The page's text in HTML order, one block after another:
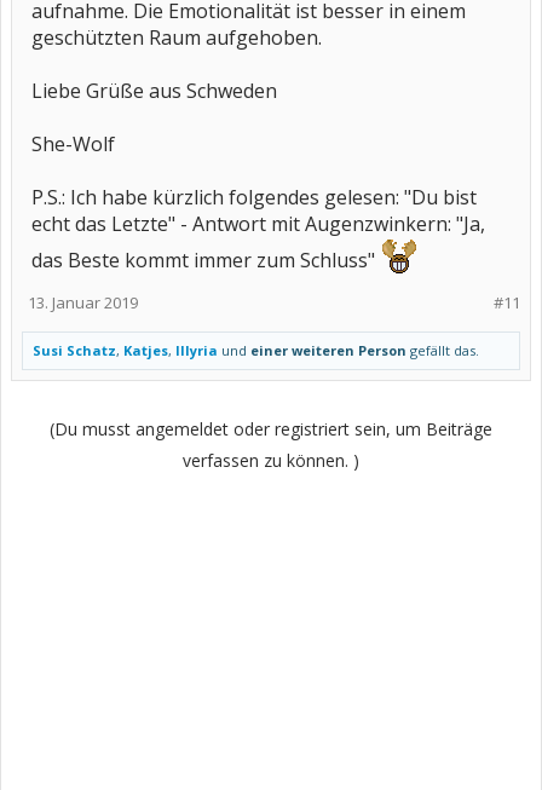
aufnahme. Die Emotionalität ist besser in einem
geschützten Raum aufgehoben.
Liebe Grüße aus Schweden
She-Wolf
P.S.: Ich habe kürzlich folgendes gelesen: "Du bist
echt das Letzte" - Antwort mit Augenzwinkern: "Ja,
das Beste kommt immer zum Schluss"
#11
13. Januar 2019
Susi Schatz, Katjes, Illyria und einer weiteren Person gefällt das.
(Du musst angemeldet oder registriert sein, um Beiträge
verfassen zu können. )